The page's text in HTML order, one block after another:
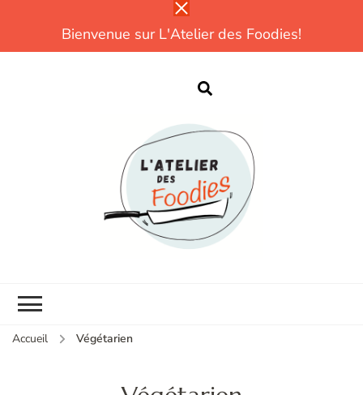
Bienvenue sur L'Atelier des Foodies!
Accueil
Végétarien